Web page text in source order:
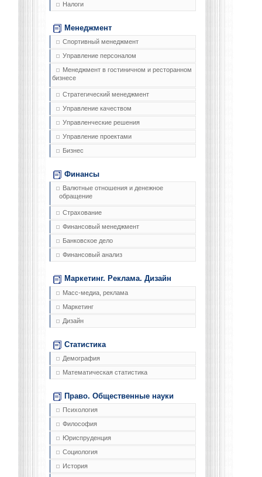
Налоги
Менеджмент
Спортивный менеджмент
Управление персоналом
Менеджмент в гостиничном и ресторанном
бизнесе
Стратегический менеджмент
Управление качеством
Управленческие решения
Управление проектами
Бизнес
Финансы
Валютные отношения и денежное
обращение
Страхование
Финансовый менеджмент
Банковское дело
Финансовый анализ
Маркетинг. Реклама. Дизайн
Масс-медиа, реклама
Маркетинг
Дизайн
Статистика
Демография
Математическая статистика
Право. Общественные науки
Психология
Философия
Юриспруденция
Социология
История